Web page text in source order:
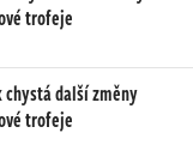
trofeje
další změny
trofeje